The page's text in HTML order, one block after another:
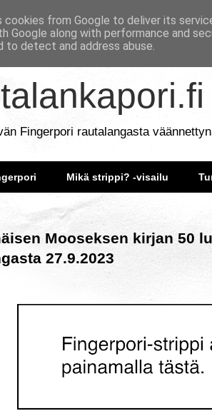
Fingerpori rautalangasta
Mikä strippi? -visailu
Mooseksen kirjan 50
27.9.2023
cookies from Google to deliver its
Google along with performance and
to detect and address abuse.